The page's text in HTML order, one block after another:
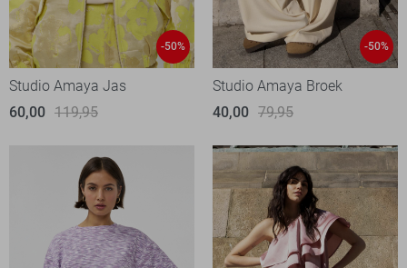
-50%
Studio Amaya Jas
60,00 119,95
-50%
Studio Amaya Broek
40,00 79,95